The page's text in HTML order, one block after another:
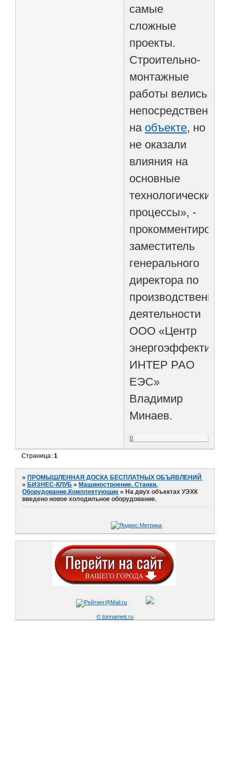
самые
сложные
проекты.
Строительно-
монтажные
работы велись
непосредственно
на объекте, но
не оказали
влияния на
основные
технологические
процессы», -
прокомментировал
заместитель
генерального
директора по
производственной
деятельности
ООО «Центр
ИНТЕР РАО
ЕЭС»
Владимир
Минаев.
0
Страница:1
» ПРОМЫШЛЕННАЯ ДОСКА БЕСПЛАТНЫХ ОБЪЯВЛЕНИЙ
» БИЗНЕС-КЛУБ » Машиностроение. Станки.
Оборудование.Комплектующие » На двух объектах УЭХК
введено новое холодильное оборудование.
© tonnametr.ru